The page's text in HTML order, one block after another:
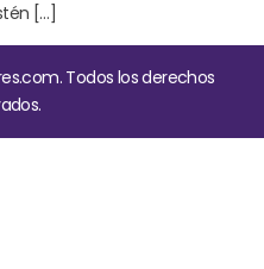
[…]
Todos los derechos